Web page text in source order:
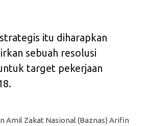
itu diharapkan
sebuah resolusi
target pekerjaan
Amil Zakat Nasional (Baznas) Arifin